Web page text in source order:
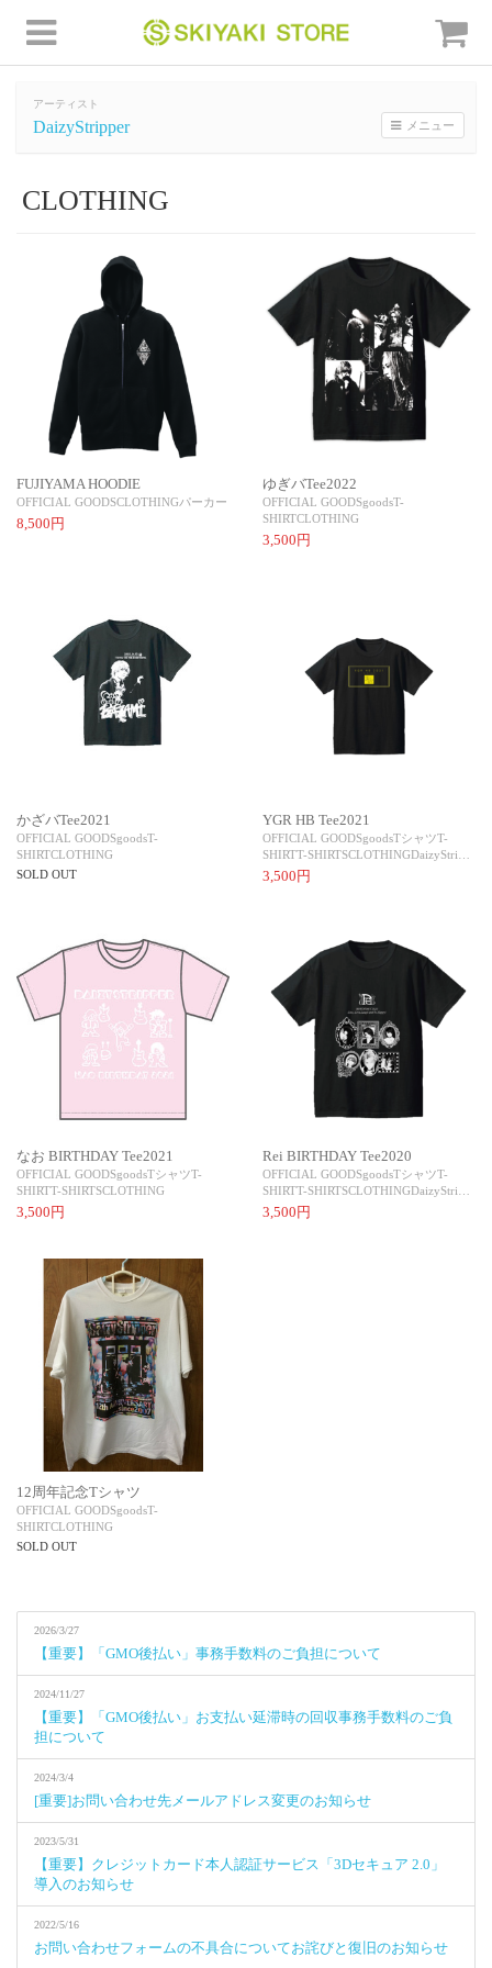
アーティスト
DaizyStripper メニュー
CLOTHING
FUJIYAMA HOODIE
OFFICIAL GOODSCLOTHINGパーカー
8,500円
ゆぎバTee2022
OFFICIAL GOODSgoodsT-
SHIRTCLOTHING
3,500円
かざバTee2021
OFFICIAL GOODSgoodsT-
SHIRTCLOTHING
SOLD OUT
YGR HB Tee2021
OFFICIAL GOODSgoodsTシャツT-
SHIRTT-SHIRTSCLOTHINGDaizyStri…
3,500円
なお BIRTHDAY Tee2021
OFFICIAL GOODSgoodsTシャツT-
SHIRTT-SHIRTSCLOTHING
3,500円
Rei BIRTHDAY Tee2020
OFFICIAL GOODSgoodsTシャツT-
SHIRTT-SHIRTSCLOTHINGDaizyStri…
3,500円
12周年記念Tシャツ
OFFICIAL GOODSgoodsT-
SHIRTCLOTHING
SOLD OUT
2026/3/27
【重要】「GMO後払い」事務手数料のご負担について
2024/11/27
【重要】「GMO後払い」お支払い延滞時の回収事務手数料のご負
担について
2024/3/4
[重要]お問い合わせ先メールアドレス変更のお知らせ
2023/5/31
【重要】クレジットカード本人認証サービス「3Dセキュア 2.0」
導入のお知らせ
2022/5/16
お問い合わせフォームの不具合についてお詫びと復旧のお知らせ